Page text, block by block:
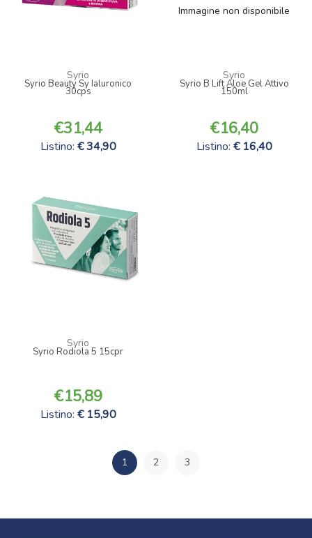
Syrio
Syrio Beauty Sy Ialuronico
30cps
31,44
Listino: 34,90
Immagine non disponibile
Syrio
Syrio B Lift Aloe Gel Attivo
150ml
16,40
Listino: 16,40
Syrio
Syrio Rodiola 5 15cpr
15,89
Listino: 15,90
1 2 3